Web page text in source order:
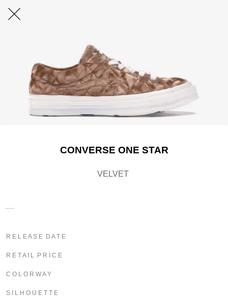
CONVERSE ONE STAR
VELVET
R E L E A S E D A T E
R E T A I L P R I C E
C O L O R W A Y
S I L H O U E T T E